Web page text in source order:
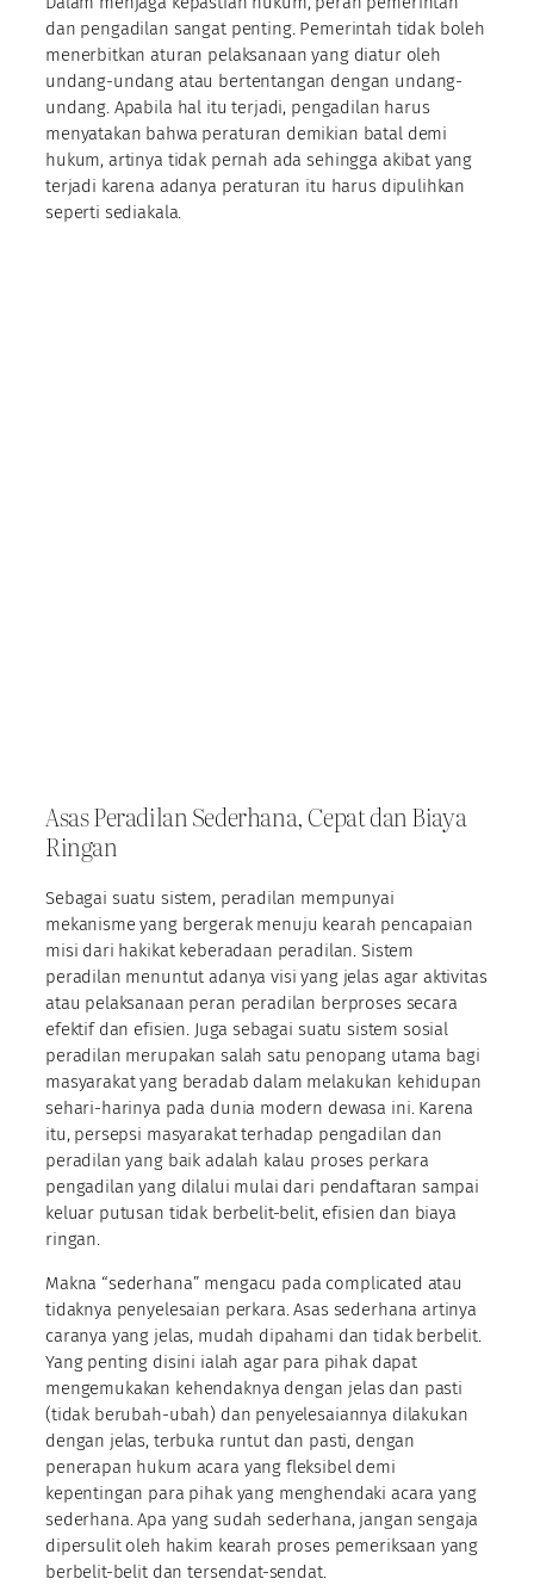
dan pengadilan sangat penting. Pemerintah tidak boleh
menerbitkan aturan pelaksanaan yang diatur oleh
undang-undang atau bertentangan dengan undang-
undang. Apabila hal itu terjadi, pengadilan harus
menyatakan bahwa peraturan demikian batal demi
hukum, artinya tidak pernah ada sehingga akibat yang
terjadi karena adanya peraturan itu harus dipulihkan
seperti sediakala.
Asas Peradilan Sederhana, Cepat dan Biaya
Ringan
Sebagai suatu sistem, peradilan mempunyai
mekanisme yang bergerak menuju kearah pencapaian
misi dari hakikat keberadaan peradilan. Sistem
peradilan menuntut adanya visi yang jelas agar aktivitas
atau pelaksanaan peran peradilan berproses secara
efektif dan efisien. Juga sebagai suatu sistem sosial
peradilan merupakan salah satu penopang utama bagi
masyarakat yang beradab dalam melakukan kehidupan
sehari-harinya pada dunia modern dewasa ini. Karena
itu, persepsi masyarakat terhadap pengadilan dan
peradilan yang baik adalah kalau proses perkara
pengadilan yang dilalui mulai dari pendaftaran sampai
keluar putusan tidak berbelit-belit, efisien dan biaya
ringan.
Makna “sederhana” mengacu pada complicated atau
tidaknya penyelesaian perkara. Asas sederhana artinya
caranya yang jelas, mudah dipahami dan tidak berbelit.
Yang penting disini ialah agar para pihak dapat
mengemukakan kehendaknya dengan jelas dan pasti
(tidak berubah-ubah) dan penyelesaiannya dilakukan
dengan jelas, terbuka runtut dan pasti, dengan
penerapan hukum acara yang fleksibel demi
kepentingan para pihak yang menghendaki acara yang
sederhana. Apa yang sudah sederhana, jangan sengaja
dipersulit oleh hakim kearah proses pemeriksaan yang
berbelit-belit dan tersendat-sendat.